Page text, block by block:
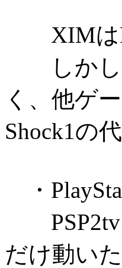
XIMは
しかし
く、他ゲ
Shock1の
・
PSP2tv
だけ動い